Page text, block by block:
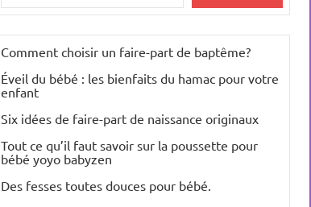
Comment choisir un faire-part de baptême?
Éveil du bébé : les bienfaits du hamac pour votre
enfant
Six idées de faire-part de naissance originaux
Tout ce qu’il faut savoir sur la poussette pour
bébé yoyo babyzen
Des fesses toutes douces pour bébé.